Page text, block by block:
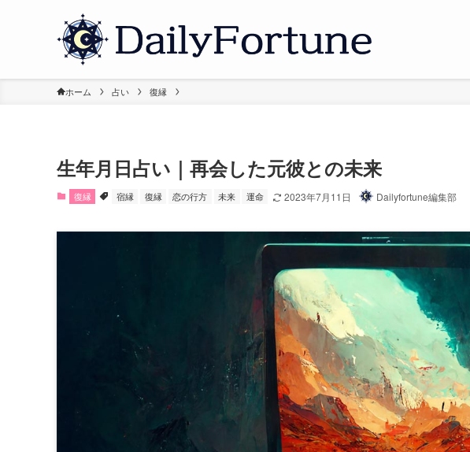
ホーム 占い 復縁
生年月日占い｜再会した元彼との未来
復縁 宿縁 復縁 恋の行方 未来 運命 2023年7月11日 Dailyfortune編集部